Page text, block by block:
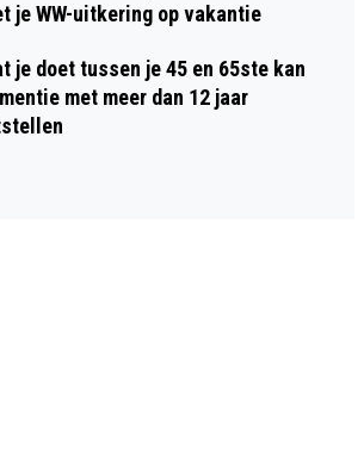
je WW-uitkering op vakantie
je doet tussen je 45 en 65ste kan
met meer dan 12 jaar